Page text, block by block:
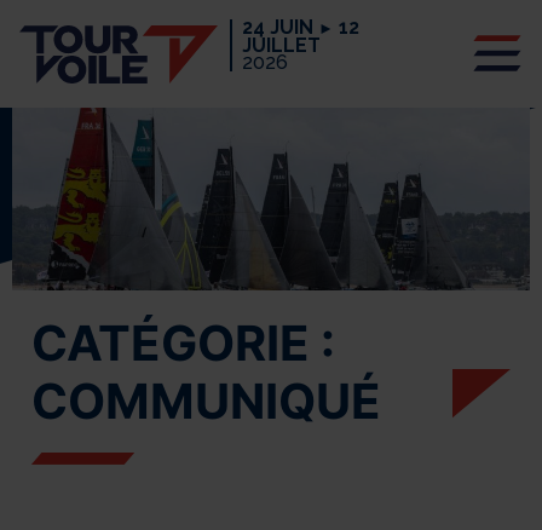
24 JUIN ► 12
JUILLET
2026
CATÉGORIE :
COMMUNIQUÉ